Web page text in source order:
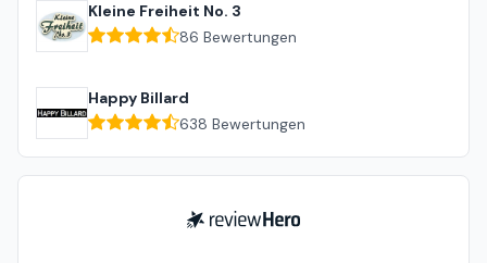
Kleine Freiheit No. 3
86 Bewertungen
Happy Billard
638 Bewertungen
ReviewHero